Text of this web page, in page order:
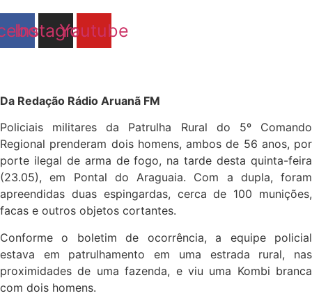
Instagram
Youtube
Da Redação Rádio Aruanã FM
Policiais militares da Patrulha Rural do 5º Comando
Regional prenderam dois homens, ambos de 56 anos, por
porte ilegal de arma de fogo, na tarde desta quinta-feira
(23.05), em Pontal do Araguaia. Com a dupla, foram
apreendidas duas espingardas, cerca de 100 munições,
facas e outros objetos cortantes.
Conforme o boletim de ocorrência, a equipe policial
estava em patrulhamento em uma estrada rural, nas
proximidades de uma fazenda, e viu uma Kombi branca
com dois homens.